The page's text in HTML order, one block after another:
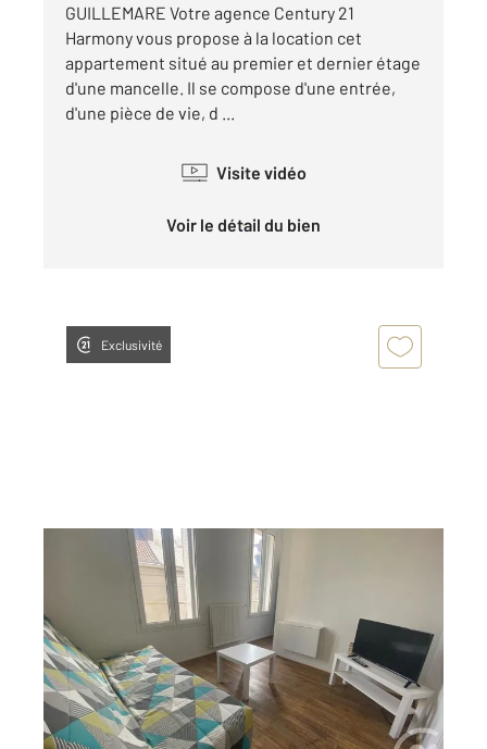
GUILLEMARE Votre agence Century 21
Harmony vous propose à la location cet
appartement situé au premier et dernier étage
d'une mancelle. Il se compose d'une entrée,
d'une pièce de vie, d ...
Visite vidéo
Voir le détail du bien
Exclusivité
LE MANS 72
, 1 pièce
Ref : 44206
Appartement F1 à louer
370 €
par mois charges comprises
Visiter le site dédié